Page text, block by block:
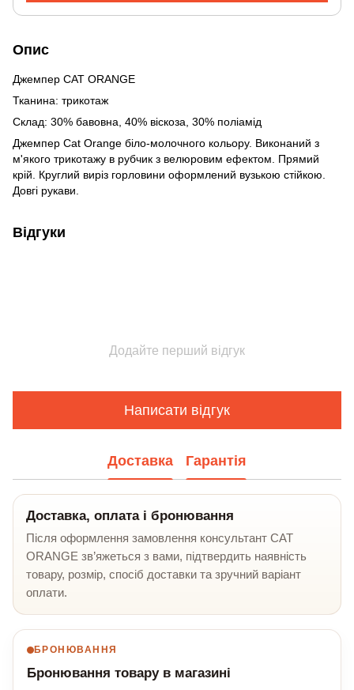
Опис
Джемпер CAT ORANGE
Тканина: трикотаж
Склад: 30% бавовна, 40% віскоза, 30% поліамід
Джемпер Cat Orange біло-молочного кольору. Виконаний з
м'якого трикотажу в рубчик з велюровим ефектом. Прямий
крій. Круглий виріз горловини оформлений вузькою стійкою.
Довгі рукави.
Відгуки
Додайте перший відгук
Написати відгук
Доставка Гарантія
Доставка, оплата і бронювання
Після оформлення замовлення консультант CAT
ORANGE зв’яжеться з вами, підтвердить наявність
товару, розмір, спосіб доставки та зручний варіант
оплати.
БРОНЮВАННЯ
Бронювання товару в магазині